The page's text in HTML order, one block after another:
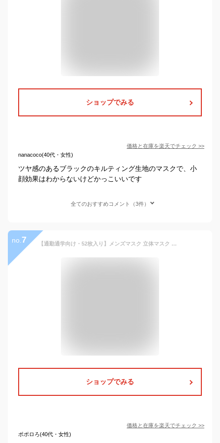
ショップでみる
価格と在庫を楽天でチェック >>
nanacoco(40代・女性)
ツヤ感のあるブラックのキルティング生地のマスクで、小
顔効果はわからないけどかっこいいです
全てのおすすめコメント（3件）
no. 7 【通勤通学向け・52枚入り】メンズマスク 立体マスク 男性用マスク 通気性改良3層薄型 3Dマスク 髭による不快感軽減 普通サイズ 不織布 立体マスク 血色マスク カラー 3dマスク くちばし マスク 使い捨て 通気性高 おしゃれ マスク3d マスク 男 耳が痛くならない 夏用マスク
ショップでみる
価格と在庫を楽天でチェック >>
ポポロろ(40代・女性)